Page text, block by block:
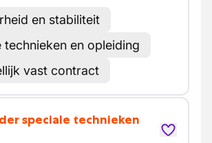
en stabiliteit
technieken en opleiding
vast contract
speciale technieken